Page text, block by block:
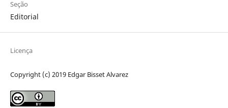
Seção
Editorial
Licença
Copyright (c) 2019 Edgar Bisset Alvarez